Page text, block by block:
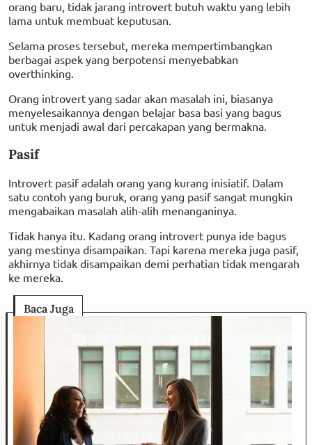
orang baru, tidak jarang introvert butuh waktu yang lebih
lama untuk membuat keputusan.
Selama proses tersebut, mereka mempertimbangkan
berbagai aspek yang berpotensi menyebabkan
overthinking.
Orang introvert yang sadar akan masalah ini, biasanya
menyelesaikannya dengan belajar basa basi yang bagus
untuk menjadi awal dari percakapan yang bermakna.
Pasif
Introvert pasif adalah orang yang kurang inisiatif. Dalam
satu contoh yang buruk, orang yang pasif sangat mungkin
mengabaikan masalah alih-alih menanganinya.
Tidak hanya itu. Kadang orang introvert punya ide bagus
yang mestinya disampaikan. Tapi karena mereka juga pasif,
akhirnya tidak disampaikan demi perhatian tidak mengarah
ke mereka.
Baca Juga